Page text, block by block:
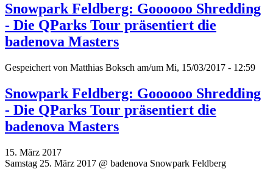
Snowpark Feldberg: Goooooo Shredding
- Die QParks Tour präsentiert die
badenova Masters
Gespeichert von Matthias Boksch am/um Mi, 15/03/2017 - 12:59
Snowpark Feldberg: Goooooo Shredding
- Die QParks Tour präsentiert die
badenova Masters
15. März 2017
Samstag 25. März 2017 @ badenova Snowpark Feldberg